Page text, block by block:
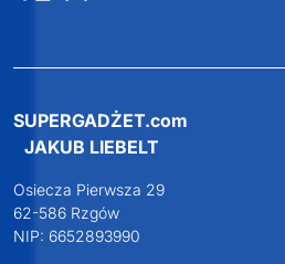
SUPERGADŻET.com
JAKUB LIEBELT
Osiecza Pierwsza 29
62-586 Rzgów
NIP: 6652893990